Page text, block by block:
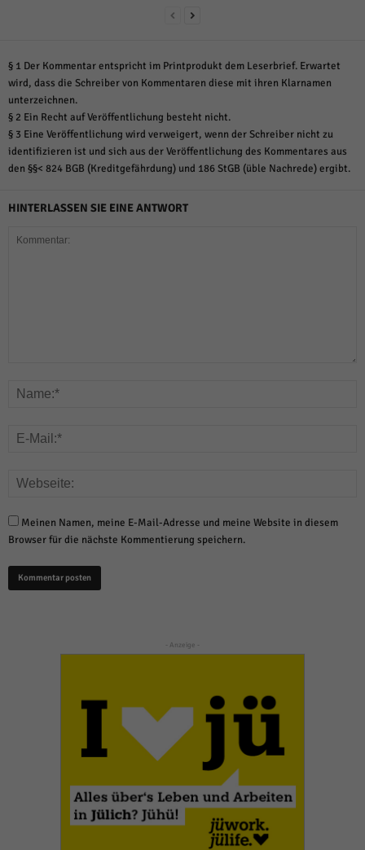
§ 1 Der Kommentar entspricht im Printprodukt dem Leserbrief. Erwartet
wird, dass die Schreiber von Kommentaren diese mit ihren Klarnamen
unterzeichnen.
§ 2 Ein Recht auf Veröffentlichung besteht nicht.
§ 3 Eine Veröffentlichung wird verweigert, wenn der Schreiber nicht zu
identifizieren ist und sich aus der Veröffentlichung des Kommentares aus
den §§< 824 BGB (Kreditgefährdung) und 186 StGB (üble Nachrede) ergibt.
HINTERLASSEN SIE EINE ANTWORT
Meinen Namen, meine E-Mail-Adresse und meine Website in diesem
Browser für die nächste Kommentierung speichern.
- Anzeige -